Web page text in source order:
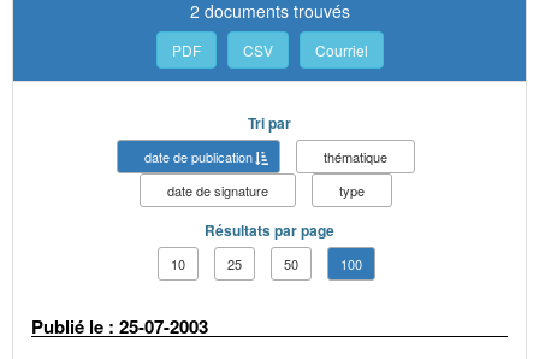
2 documents trouvés
PDF CSV Courriel
Tri par
date de publication
thématique
date de signature
type
Résultats par page
10 25 50 100
Publié le : 25-07-2003